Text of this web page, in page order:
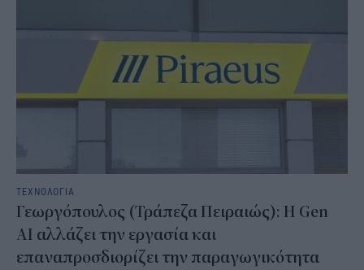
ΤΕΧΝΟΛΟΓΙΑ
Γεωργόπουλος (Τράπεζα Πειραιώς): H Gen
AI αλλάζει την εργασία και
επαναπροσδιορίζει την παραγωγικότητα